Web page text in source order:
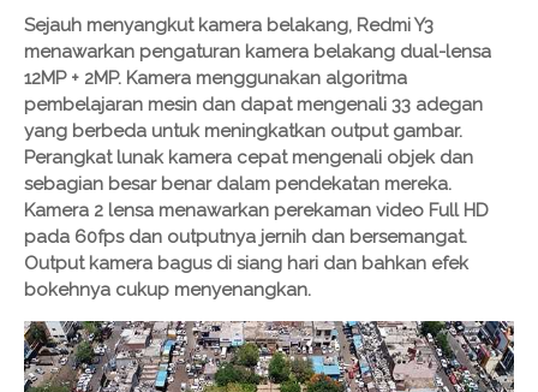
Sejauh menyangkut kamera belakang, Redmi Y3
menawarkan pengaturan kamera belakang dual-lensa
12MP + 2MP. Kamera menggunakan algoritma
pembelajaran mesin dan dapat mengenali 33 adegan
yang berbeda untuk meningkatkan output gambar.
Perangkat lunak kamera cepat mengenali objek dan
sebagian besar benar dalam pendekatan mereka.
Kamera 2 lensa menawarkan perekaman video Full HD
pada 60fps dan outputnya jernih dan bersemangat.
Output kamera bagus di siang hari dan bahkan efek
bokehnya cukup menyenangkan.